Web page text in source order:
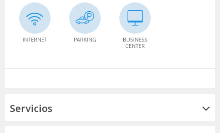
INTERNET PARKING
BUSINESS
CENTER
Servicios